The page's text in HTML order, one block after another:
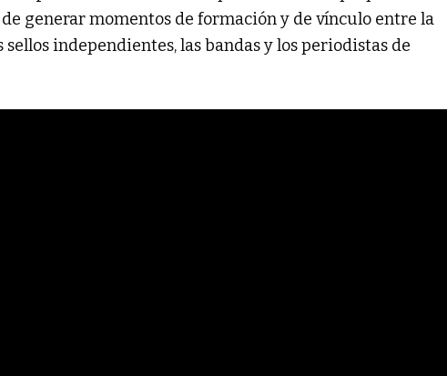
generar momentos de formación y de vínculo entre la
independientes, las bandas y los periodistas de